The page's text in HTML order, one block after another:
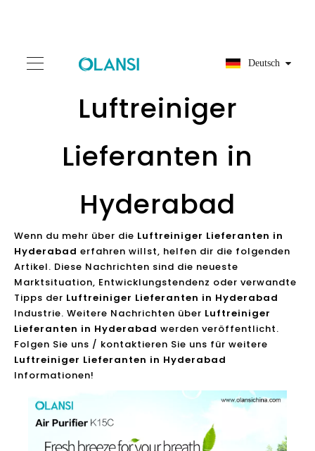
Deutsch
Luftreiniger
Lieferanten in
Hyderabad
Wenn du mehr über die Luftreiniger Lieferanten in
Hyderabad erfahren willst, helfen dir die folgenden
Artikel. Diese Nachrichten sind die neueste
Marktsituation, Entwicklungstendenz oder verwandte
Tipps der Luftreiniger Lieferanten in Hyderabad
Industrie. Weitere Nachrichten über Luftreiniger
Lieferanten in Hyderabad werden veröffentlicht.
Folgen Sie uns / kontaktieren Sie uns für weitere
Luftreiniger Lieferanten in Hyderabad
Informationen!